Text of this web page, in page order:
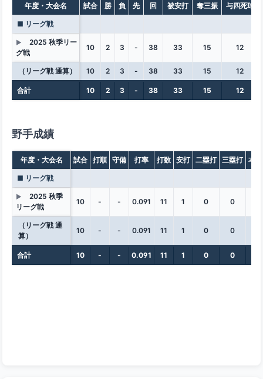
年度・大会名 試合 勝 負 先 回 被安打 奪三振 与四死球
■ リーグ戦
▶
2025 秋季リー
グ戦
10 2 3 - 38 33 15 12
（リーグ戦 通算） 10 2 3 - 38 33 15 12
合計 10 2 3 - 38 33 15 12
野手成績
年度・大会名 試合 打順 守備 打率 打数 安打 二塁打 三塁打 本
■ リーグ戦
▶
2025 秋季
リーグ戦
10 - - 0.091 11 1 0 0
（リーグ戦 通
算）
10 - - 0.091 11 1 0 0
合計 10 - - 0.091 11 1 0 0